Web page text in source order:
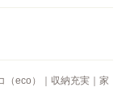
（eco）｜収納充実｜家